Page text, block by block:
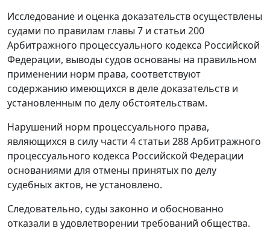
Исследование и оценка доказательств осуществлены
судами по правилам главы 7 и статьи 200
Арбитражного процессуального кодекса Российской
Федерации, выводы судов основаны на правильном
применении норм права, соответствуют
содержанию имеющихся в деле доказательств и
установленным по делу обстоятельствам.
Нарушений норм процессуального права,
являющихся в силу части 4 статьи 288 Арбитражного
процессуального кодекса Российской Федерации
основаниями для отмены принятых по делу
судебных актов, не установлено.
Следовательно, суды законно и обоснованно
отказали в удовлетворении требований общества.